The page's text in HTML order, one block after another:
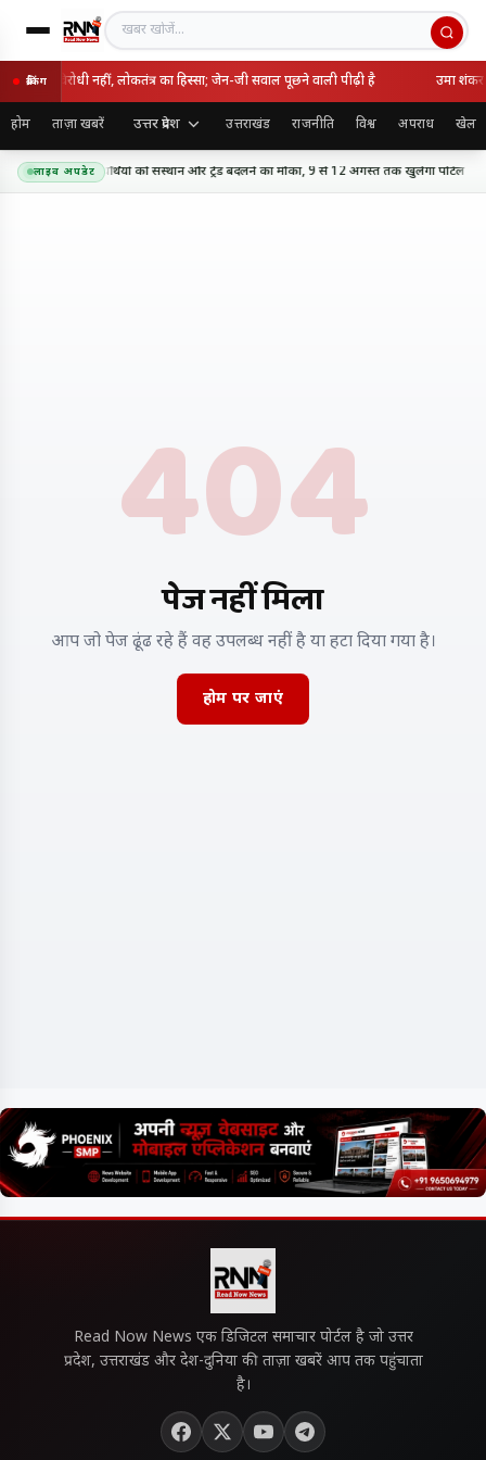
खबर खोजें
ब्रेकिंग
राष्ट्रविरोधी नहीं, लोकतंत्र का हिस्सा; जेन-जी सवाल पूछने वाली पीढ़ी है उमा शंकर
होम ताज़ा खबरें उत्तर प्रदेश उत्तराखंड राजनीति विश्व अपराध खेल
लाइव अपडेट
प्रवेश 2026: अभ्यर्थियों को संस्थान और ट्रेड बदलने का मौका, 9 से 12 अगस्त तक खुलेगा पोर्टल
404
पेज नहीं मिला
आप जो पेज ढूंढ रहे हैं वह उपलब्ध नहीं है या हटा दिया गया है।
होम पर जाएं
Read Now News एक डिजिटल समाचार पोर्टल है जो उत्तर
प्रदेश, उत्तराखंड और देश-दुनिया की ताज़ा खबरें आप तक पहुंचाता
है।